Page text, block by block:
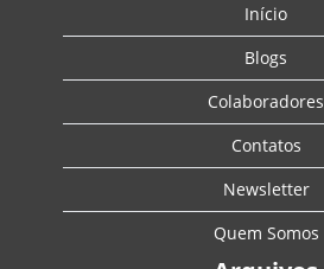
Início
Blogs
Colaboradores
Contatos
Newsletter
Quem Somos